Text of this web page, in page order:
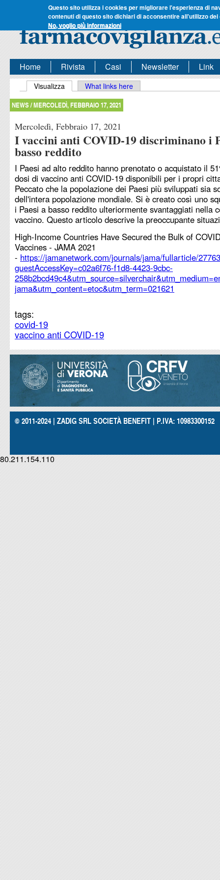
Questo sito utilizza i cookies per migliorare l'esperienza di
contenuti di questo sito dichiari di acconsentire all'utilizzo dei
No, voglio più informazioni
Home Rivista Casi Newsletter Link
Schede primarie
Visualizza (scheda attiva)
What links here
NEWS /MERCOLEDÌ, FEBBRAIO 17, 2021
Mercoledì, Febbraio 17, 2021
I vaccini anti COVID-19 discriminano i
basso reddito
I Paesi ad alto reddito hanno prenotato o acquistato il
dosi di vaccino anti COVID-19 disponibili per i propri
Peccato che la popolazione dei Paesi più sviluppati sia
dell'intera popolazione mondiale. Si è creato così uno
i Paesi a basso reddito ulteriormente svantaggiati nella
vaccino. Questo articolo descrive la preoccupante
High-Income Countries Have Secured the Bulk of
Vaccines - JAMA 2021
- https://jamanetwork.com/journals/jama/fullarticle/
guestAccessKey=c02a6f76-f1d8-4423-9cbc-
jama&utm_content=etoc&utm_term=021621
tags:
covid-19
vaccino anti COVID-19
© 2011-2024 | ZADIG SRL SOCIETÀ BENEFIT | P.IVA: 10983300152
80.211.154.110